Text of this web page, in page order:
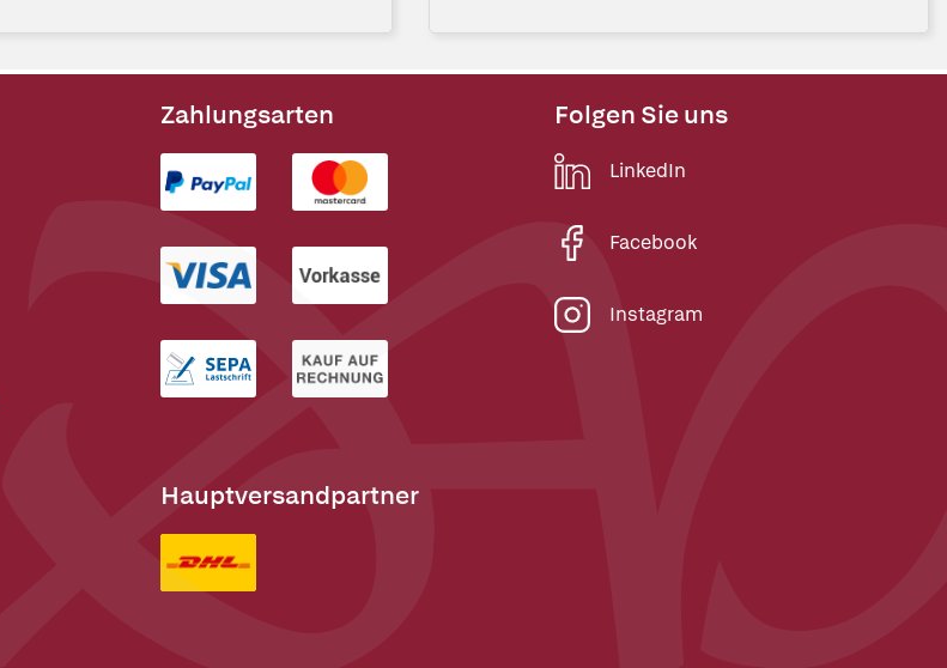
Zahlungsarten
Hauptversandpartner
Folgen Sie uns
LinkedIn
Facebook
Instagram